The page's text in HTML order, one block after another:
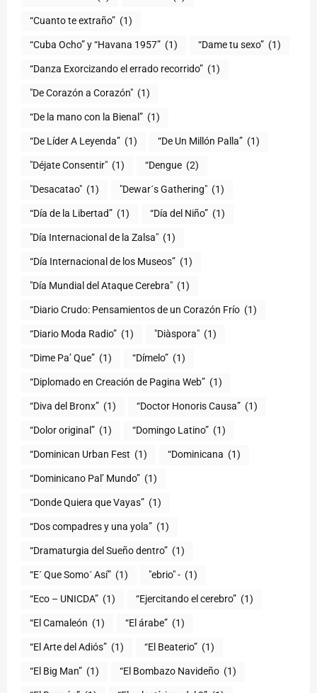
“Cuanto te extraño” (1)
“Cuba Ocho” y “Havana 1957” (1) “Dame tu sexo” (1)
“Danza Exorcizando el errado recorrido” (1)
"De Corazón a Corazón" (1)
(1)
“De Líder A Leyenda” (1) “De Un Millón Palla” (1)
"Déjate Consentir" (1) “Dengue (2)
"Desacatao" (1) "Dewar´s Gathering" (1)
(1) “Día del Niño” (1)
"Día Internacional de la Zalsa" (1)
“Día Internacional de los Museos” (1)
"Día Mundial del Ataque Cerebra" (1)
“Diario Crudo: Pensamientos de un Corazón Frío (1)
“Diario Moda Radio” (1) (1)
“Dime Pa’ Que” (1) “Dímelo” (1)
“Diplomado en Creación de Pagina Web” (1)
“Diva del Bronx” (1) “Doctor Honoris Causa” (1)
“Dolor original” (1) “Domingo Latino” (1)
“Dominican Urban Fest (1) “Dominicana (1)
“Dominicano Pal’ Mundo” (1)
“Donde Quiera que Vayas” (1)
“Dos compadres y una yola” (1)
“Dramaturgia del Sueño dentro” (1)
“E´ Que Somo´ Así” (1) "ebrio" - (1)
“Eco – UNICDA” (1) “Ejercitando el cerebro” (1)
“El Camaleón (1) “El árabe” (1)
“El Arte del Adiós” (1) “El Beaterio” (1)
“El Big Man” (1) “El Bombazo Navideño (1)